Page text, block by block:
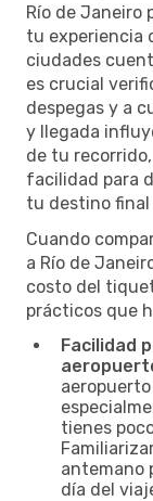
Río de Janeiro
tu experiencia
ciudades
es crucial
despegas y a
y llegada
de tu
facilidad para
tu destino final
Cuando
a Río de
costo del
prácticos que
Facilidad
tienes
antemano
día del